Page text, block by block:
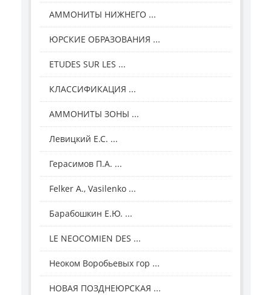
АММОНИТЫ НИЖНЕГО ...
ЮРСКИЕ ОБРАЗОВАНИЯ ...
ETUDES SUR LES ...
КЛАССИФИКАЦИЯ ...
АММОНИТЫ ЗОНЫ ...
Левицкий Е.С. ...
Герасимов П.А. ...
Felker A., Vasilenko ...
Барабошкин Е.Ю. ...
LE NEOCOMIEN DES ...
Неоком Воробьевых гор ...
НОВАЯ ПОЗДНЕЮРСКАЯ ...